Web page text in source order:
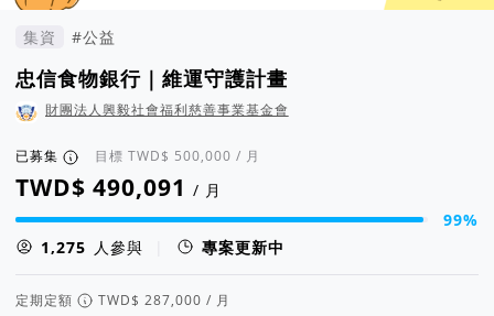
集資 #公益
忠信食物銀行｜維運守護計畫
財團法人興毅社會福利慈善事業基金會
已募集 目標 / 月
/ 月
集資進度 99%
99%
人參與
專案更新中
定期定額
/ 月